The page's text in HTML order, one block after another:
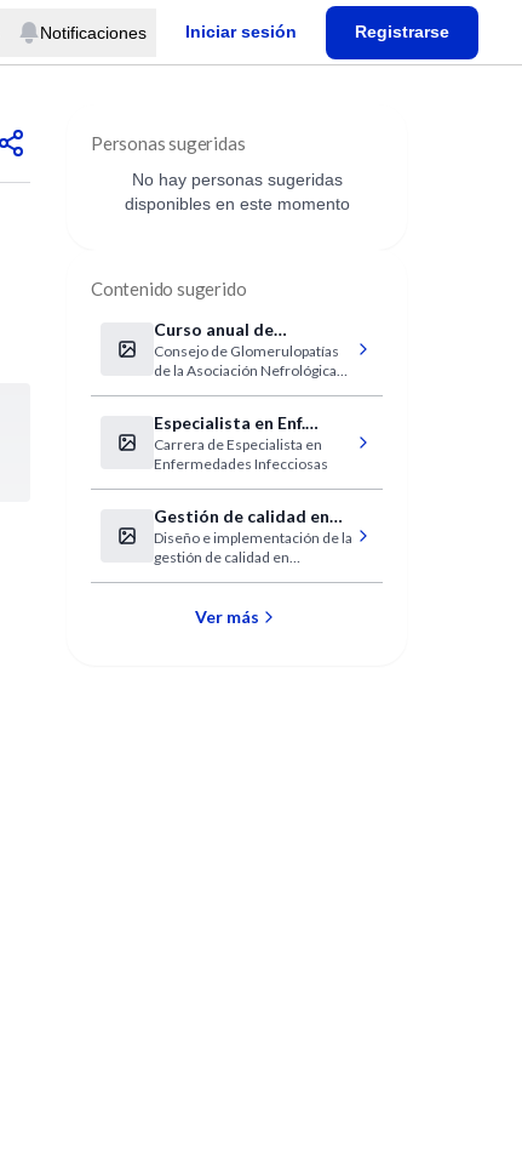
Notificaciones Iniciar sesión Registrarse
Personas sugeridas
No hay personas sugeridas
disponibles en este momento
Contenido sugerido
Curso anual de
glomerulopatìas 2009
Consejo de Glomerulopatías
de la Asociación Nefrológica
Especialista en Enf.
Infecciosas (Muñiz)
Carrera de Especialista en
Enfermedades Infecciosas
Gestión de calidad en
Salud
Diseño e implementación de la
gestión de calidad en
Ver más